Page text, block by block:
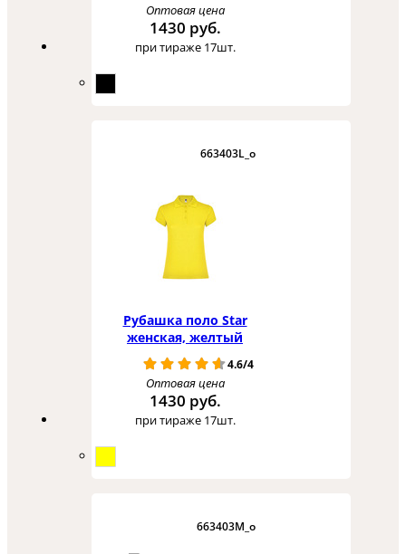
Оптовая цена
1430 руб.
при тираже 17шт.
663403L_o
Рубашка поло Star
женская, желтый
4.6/4
Оптовая цена
1430 руб.
при тираже 17шт.
663403M_o